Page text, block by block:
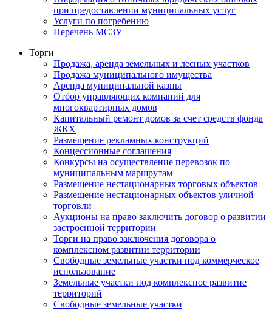
при предоставлении муниципальных услуг
Услуги по погребению
Перечень МСЗУ
Торги
Продажа, аренда земельных и лесных участков
Продажа муниципального имущества
Аренда муниципальной казны
Отбор управляющих компаний для
многоквартирных домов
Капитальный ремонт домов за счет средств фонда
ЖКХ
Размещение рекламных конструкций
Концессионные соглашения
Конкурсы на осуществление перевозок по
муниципальным маршрутам
Размещение нестационарных торговых объектов
Размещение нестационарных объектов уличной
торговли
Аукционы на право заключить договор о развитии
застроенной территории
Торги на право заключения договора о
комплексном развитии территории
Свободные земельные участки под коммерческое
использование
Земельные участки под комплексное развитие
территорий
Свободные земельные участки